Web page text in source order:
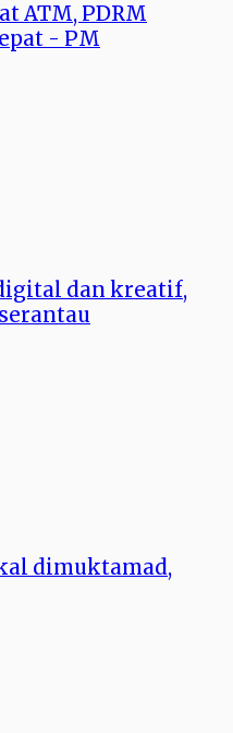
ATM, PDRM
- PM
dan kreatif,
dimuktamad,